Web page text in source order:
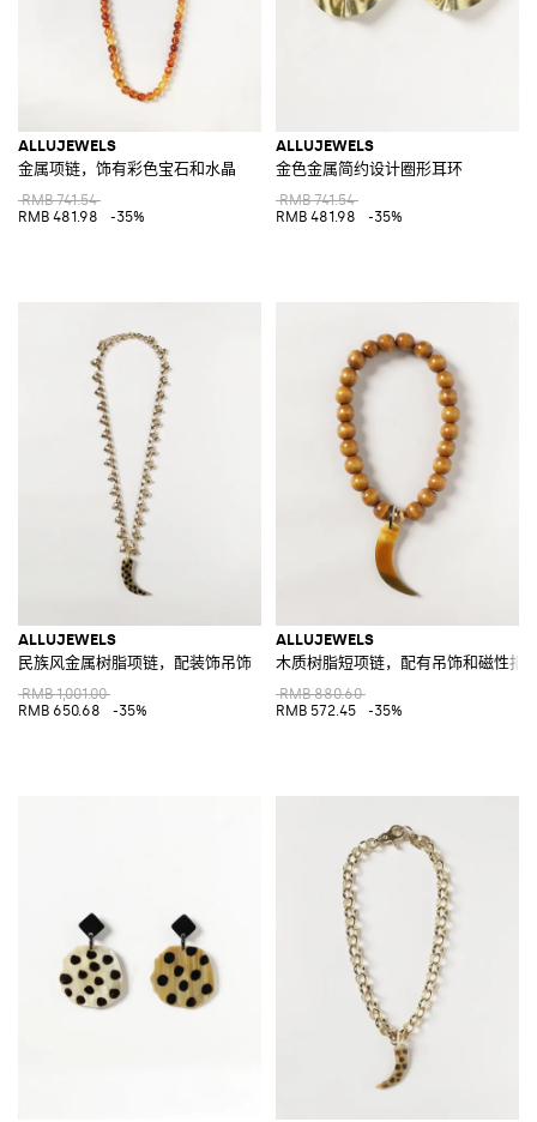
ALLUJEWELS
金属项链，饰有彩色宝石和水晶
RMB 741.54
RMB 481.98
-35%
ALLUJEWELS
金色金属简约设计圈形耳环
RMB 741.54
RMB 481.98
-35%
ALLUJEWELS
民族风金属树脂项链，配装饰吊饰
RMB 1,001.00
RMB 650.68
-35%
ALLUJEWELS
木质树脂短项链，配有吊饰和磁性扣
RMB 880.60
RMB 572.45
-35%